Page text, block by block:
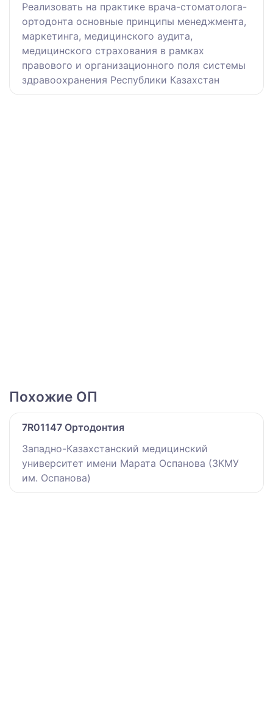
Реализовать на практике врача-стоматолога-
ортодонта основные принципы менеджмента,
маркетинга, медицинского аудита,
медицинского страхования в рамках
правового и организационного поля системы
здравоохранения Республики Казахстан
Похожие ОП
7R01147 Ортодонтия
Западно-Казахстанский медицинский
университет имени Марата Оспанова (ЗКМУ
им. Оспанова)